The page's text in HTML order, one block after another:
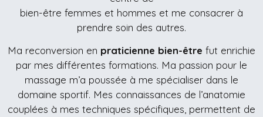
bien-être femmes et hommes et me consacrer à
prendre soin des autres.
Ma reconversion en praticienne bien-être fut enrichie
par mes différentes formations. Ma passion pour le
massage m’a poussée à me spécialiser dans le
domaine sportif. Mes connaissances de l’anatomie
couplées à mes techniques spécifiques, permettent de